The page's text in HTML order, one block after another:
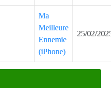
Ma
Meilleure
Ennemie
(iPhone)
25/02/